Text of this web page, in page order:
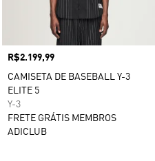
Preço
R$2.199,99
CAMISETA DE BASEBALL Y-3
ELITE 5
Y-3
FRETE GRÁTIS MEMBROS
ADICLUB